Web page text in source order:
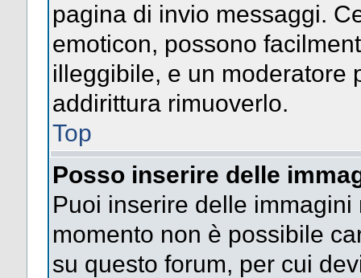
pagina di invio messaggi.
emoticon, possono
illeggibile, e un moderatore
addirittura rimuoverlo.
Top
Posso inserire delle
Puoi inserire delle
momento non è possibile
su questo forum, per cui